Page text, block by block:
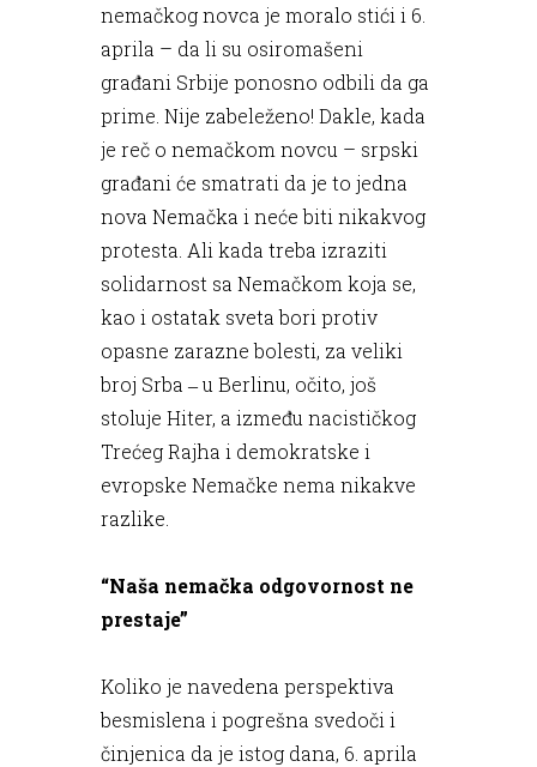
nemačkog novca je moralo stići i 6.
aprila – da li su osiromašeni
građani Srbije ponosno odbili da ga
prime. Nije zabeleženo! Dakle, kada
je reč o nemačkom novcu – srpski
građani će smatrati da je to jedna
nova Nemačka i neće biti nikakvog
protesta. Ali kada treba izraziti
solidarnost sa Nemačkom koja se,
kao i ostatak sveta bori protiv
opasne zarazne bolesti, za veliki
broj Srba ‒ u Berlinu, očito, još
stoluje Hiter, a između nacističkog
Trećeg Rajha i demokratske i
evropske Nemačke nema nikakve
razlike.
“Naša nemačka odgovornost ne
prestaje”
Koliko je navedena perspektiva
besmislena i pogrešna svedoči i
činjenica da je istog dana, 6. aprila